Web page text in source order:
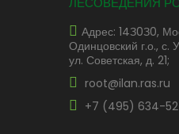
Адрес: 14З0З0,
Одинцовский г.о., с.
ул. Советская, д. 21;
root@ilan.ras.ru
+7 (495) 634-